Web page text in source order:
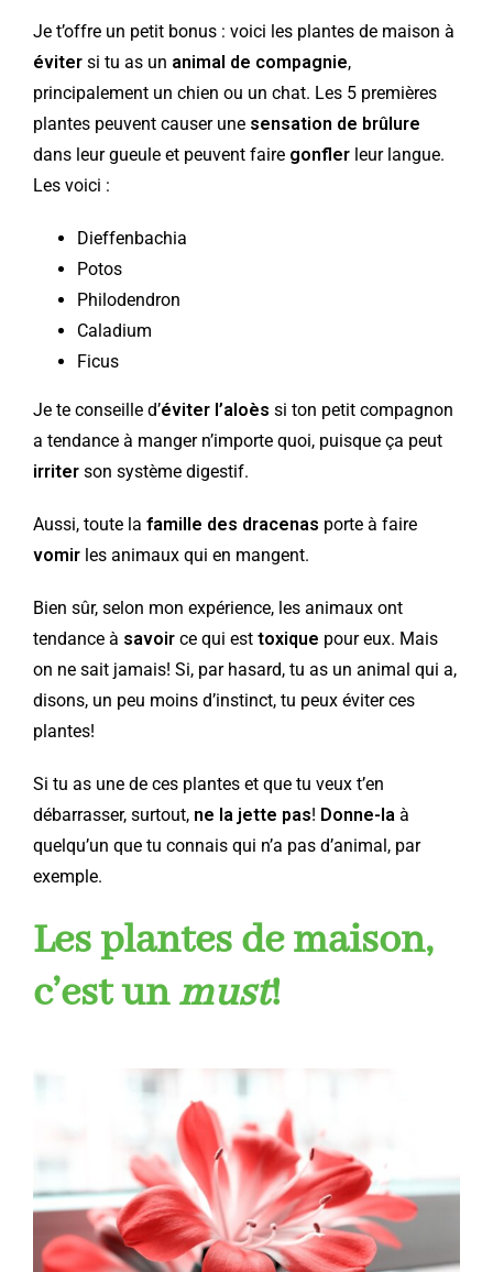
Je t’offre un petit bonus : voici les plantes de maison à
évitersi tu as un animal de compagnie,
principalement un chien ou un chat. Les 5 premières
plantes peuvent causer une sensation de brûlure
dans leur gueule et peuvent faire gonflerleur langue.
Les voici :
Dieffenbachia
Potos
Philodendron
Caladium
Ficus
Je te conseille d’éviter l’aloès si ton petit compagnon
a tendance à manger n’importe quoi, puisque ça peut
irriterson système digestif.
Aussi, toute la famille des dracenas porte à faire
vomirles animaux qui en mangent.
Bien sûr, selon mon expérience, les animaux ont
tendance à savoirce qui est toxique pour eux. Mais
on ne sait jamais! Si, par hasard, tu as un animal qui a,
disons, un peu moins d’instinct, tu peux éviter ces
plantes!
Si tu as une de ces plantes et que tu veux t’en
débarrasser, surtout, ne la jette pas! Donne-laà
quelqu’un que tu connais qui n’a pas d’animal, par
exemple.
Les plantes de maison,
c’est unmust!